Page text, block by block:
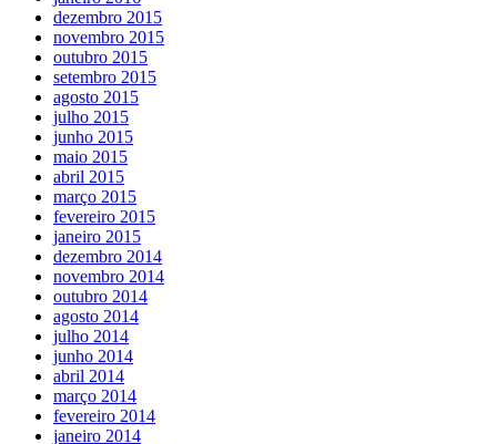
dezembro 2015
novembro 2015
outubro 2015
setembro 2015
agosto 2015
julho 2015
junho 2015
maio 2015
abril 2015
março 2015
fevereiro 2015
janeiro 2015
dezembro 2014
novembro 2014
outubro 2014
agosto 2014
julho 2014
junho 2014
abril 2014
março 2014
fevereiro 2014
janeiro 2014